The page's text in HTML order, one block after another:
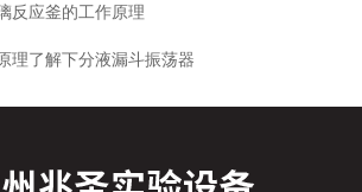
反应釜的工作原理
理了解下分液漏斗振荡器